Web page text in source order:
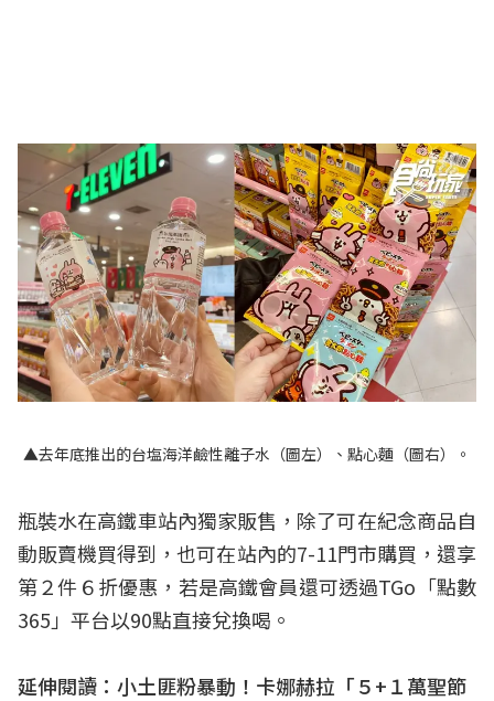
▲去年底推出的台塩海洋鹼性離子水（圖左）、點心麵（圖右）。
瓶裝水在高鐵車站內獨家販售，除了可在紀念商品自
動販賣機買得到，也可在站內的7-11門市購買，還享
第２件６折優惠，若是高鐵會員還可透過TGo「點數
365」平台以90點直接兌換喝。
延伸閱讀： 小土匪粉暴動！卡娜赫拉「５+１萬聖節